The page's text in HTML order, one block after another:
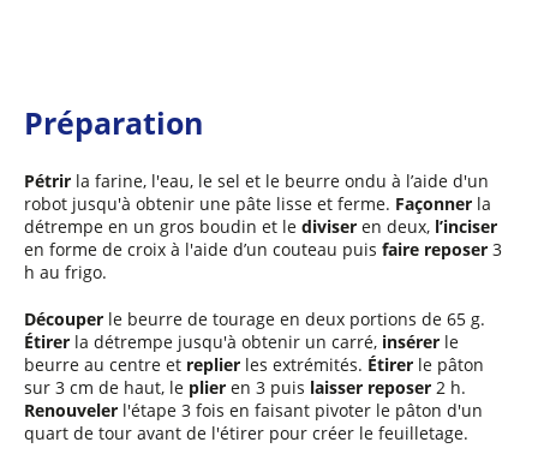
Préparation
Pétrir la farine, l'eau, le sel et le beurre ondu à l’aide d'un
robot jusqu'à obtenir une pâte lisse et ferme. Façonner la
détrempe en un gros boudin et le diviser en deux, l’inciser
en forme de croix à l'aide d’un couteau puis faire reposer 3
h au frigo.
Découper le beurre de tourage en deux portions de 65 g.
Étirer la détrempe jusqu'à obtenir un carré, insérer le
beurre au centre et replier les extrémités. Étirer le pâton
sur 3 cm de haut, le plier en 3 puis laisser reposer 2 h.
Renouveler l'étape 3 fois en faisant pivoter le pâton d'un
quart de tour avant de l'étirer pour créer le feuilletage.